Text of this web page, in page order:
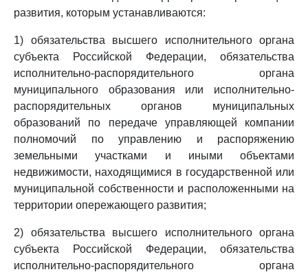
развития, которым устанавливаются:
1) обязательства высшего исполнительного органа
субъекта Российской Федерации, обязательства
исполнительно-распорядительного органа
муниципального образования или исполнительно-
распорядительных органов муниципальных
образований по передаче управляющей компании
полномочий по управлению и распоряжению
земельными участками и иными объектами
недвижимости, находящимися в государственной или
муниципальной собственности и расположенными на
территории опережающего развития;
2) обязательства высшего исполнительного органа
субъекта Российской Федерации, обязательства
исполнительно-распорядительного органа